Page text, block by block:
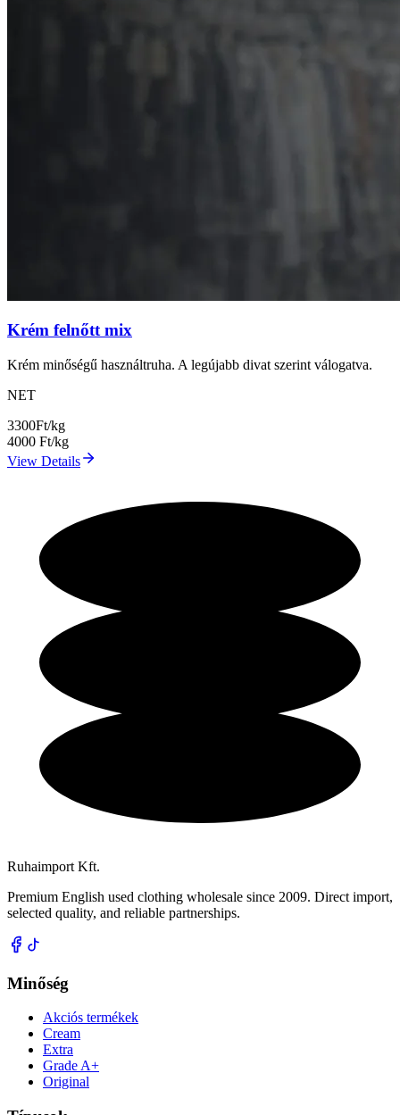
Krém felnőtt mix
Krém minőségű használtruha. A legújabb divat szerint válogatva.
NET
3300Ft/kg
4000 Ft/kg
View Details
Ruhaimport Kft.
Premium English used clothing wholesale since 2009. Direct import,
selected quality, and reliable partnerships.
Minőség
Akciós termékek
Cream
Extra
Grade A+
Original